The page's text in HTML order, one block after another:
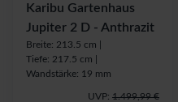
Karibu Gartenhaus
Jupiter 2 D - Anthrazit
Breite: 213.5 cm |
Tiefe: 217.5 cm |
Wandstärke: 19 mm
UVP: 1.499,99 €